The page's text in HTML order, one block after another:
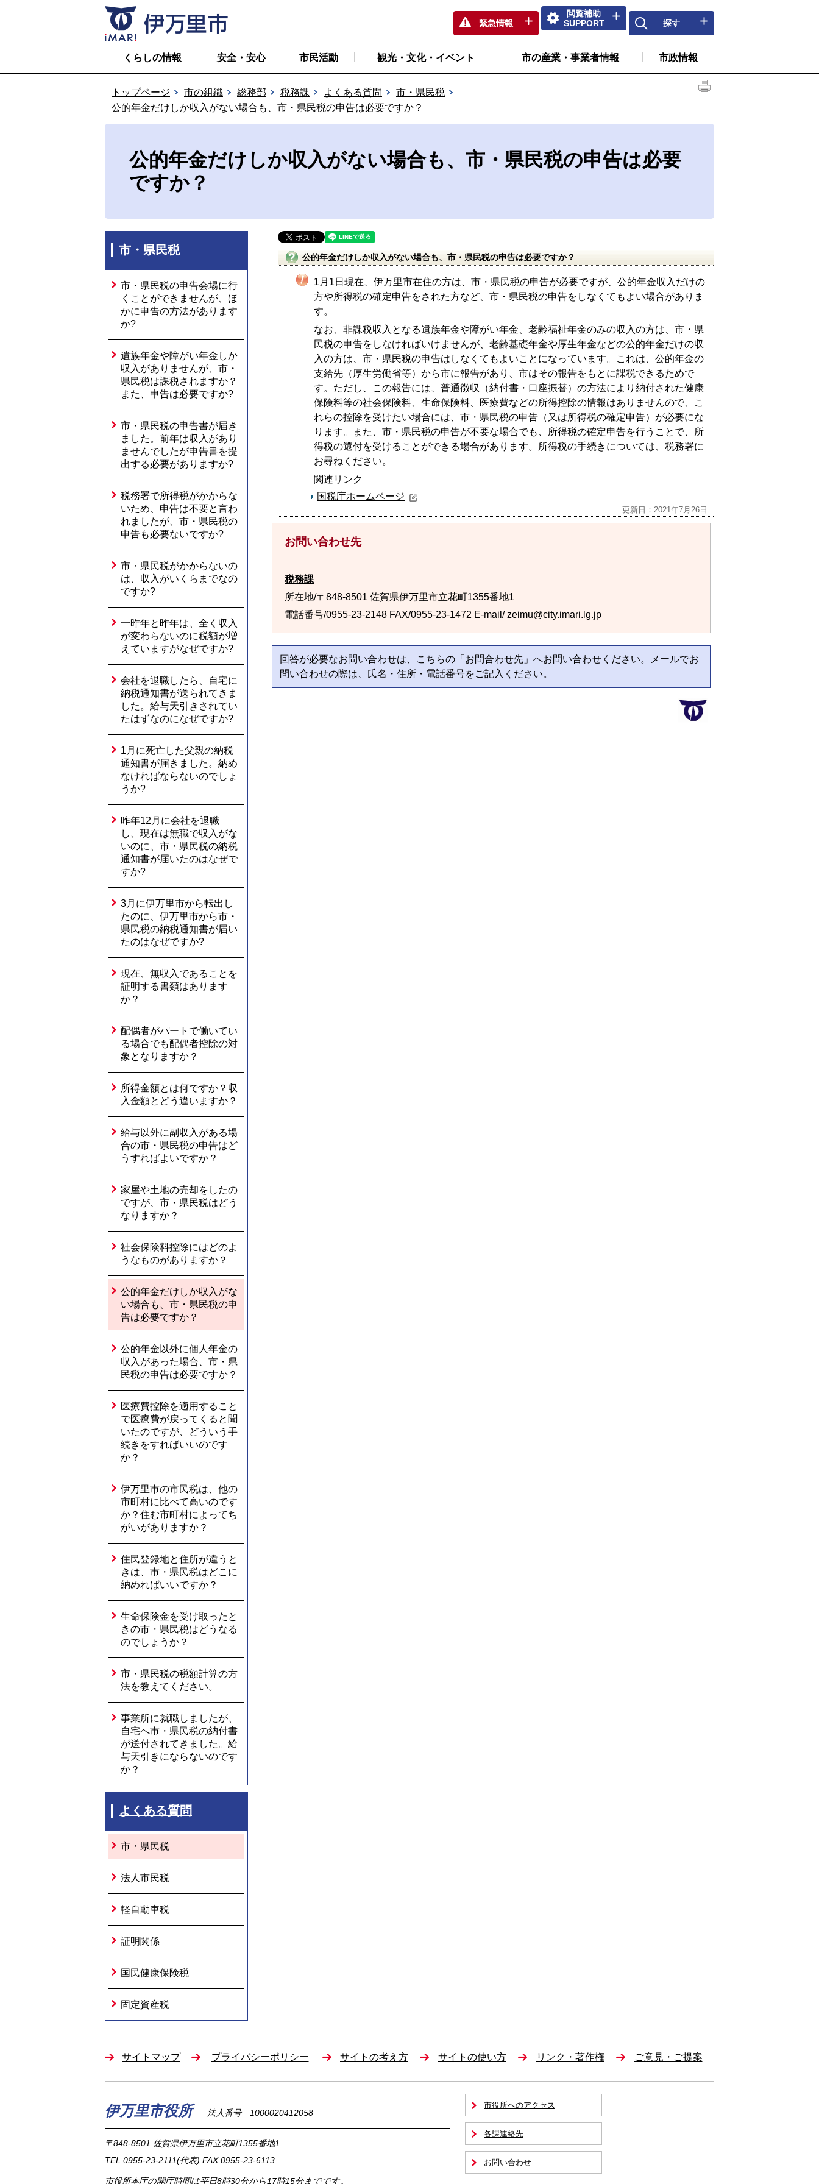
緊急情報
閲覧補助
SUPPORT
探す
くらしの情報 安全・安心 市民活動 観光・文化・イベント 市の産業・事業者情報 市政情報
トップページ 市の組織 総務部 税務課 よくある質問
市・県民税
公的年金だけしか収入がない場合も、市・県民税の申告は必要ですか？
公的年金だけしか収入がない場合も、市・県民税の申告は必要
ですか？
市・県民税
市・県民税の申告会場に行
くことができませんが、ほ
かに申告の方法があります
か?
遺族年金や障がい年金しか
収入がありませんが、市・
県民税は課税されますか？
また、申告は必要ですか?
市・県民税の申告書が届き
ました。前年は収入があり
ませんでしたが申告書を提
出する必要がありますか?
税務署で所得税がかからな
いため、申告は不要と言わ
れましたが、市・県民税の
申告も必要ないですか?
市・県民税がかからないの
は、収入がいくらまでなの
ですか?
一昨年と昨年は、全く収入
が変わらないのに税額が増
えていますがなぜですか?
会社を退職したら、自宅に
納税通知書が送られてきま
した。給与天引きされてい
たはずなのになぜですか?
1月に死亡した父親の納税
通知書が届きました。納め
なければならないのでしょ
うか?
昨年12月に会社を退職
し、現在は無職で収入がな
いのに、市・県民税の納税
通知書が届いたのはなぜで
すか?
3月に伊万里市から転出し
たのに、伊万里市から市・
県民税の納税通知書が届い
たのはなぜですか?
現在、無収入であることを
証明する書類はあります
か？
配偶者がパートで働いてい
る場合でも配偶者控除の対
象となりますか？
所得金額とは何ですか？収
入金額とどう違いますか？
給与以外に副収入がある場
合の市・県民税の申告はど
うすればよいですか？
家屋や土地の売却をしたの
ですが、市・県民税はどう
なりますか？
社会保険料控除にはどのよ
うなものがありますか？
公的年金だけしか収入がな
い場合も、市・県民税の申
告は必要ですか？
公的年金以外に個人年金の
収入があった場合、市・県
民税の申告は必要ですか？
医療費控除を適用すること
で医療費が戻ってくると聞
いたのですが、どういう手
続きをすればいいのです
か？
伊万里市の市民税は、他の
市町村に比べて高いのです
か？住む市町村によってち
がいがありますか？
住民登録地と住所が違うと
きは、市・県民税はどこに
納めればいいですか？
生命保険金を受け取ったと
きの市・県民税はどうなる
のでしょうか？
市・県民税の税額計算の方
法を教えてください。
事業所に就職しましたが、
自宅へ市・県民税の納付書
が送付されてきました。給
与天引きにならないのです
か？
よくある質問
市・県民税
法人市民税
軽自動車税
証明関係
国民健康保険税
固定資産税
公的年金だけしか収入がない場合も、市・県民税の申告は必要ですか？
1月1日現在、伊万里市在住の方は、市・県民税の申告が必要ですが、公的年金収入だけの
方や所得税の確定申告をされた方など、市・県民税の申告をしなくてもよい場合がありま
す。
なお、非課税収入となる遺族年金や障がい年金、老齢福祉年金のみの収入の方は、市・県
民税の申告をしなければいけませんが、老齢基礎年金や厚生年金などの公的年金だけの収
入の方は、市・県民税の申告はしなくてもよいことになっています。これは、公的年金の
支給先（厚生労働省等）から市に報告があり、市はその報告をもとに課税できるためで
す。ただし、この報告には、普通徴収（納付書・口座振替）の方法により納付された健康
保険料等の社会保険料、生命保険料、医療費などの所得控除の情報はありませんので、こ
れらの控除を受けたい場合には、市・県民税の申告（又は所得税の確定申告）が必要にな
ります。また、市・県民税の申告が不要な場合でも、所得税の確定申告を行うことで、所
得税の還付を受けることができる場合があります。所得税の手続きについては、税務署に
お尋ねください。
関連リンク
国税庁ホームページ
更新日：2021年7月26日
お問い合わせ先
税務課
所在地/〒848-8501 佐賀県伊万里市立花町1355番地1
電話番号/0955-23-2148 FAX/0955-23-1472 E-mail/zeimu@city.imari.lg.jp
回答が必要なお問い合わせは、こちらの「お問合わせ先」へお問い合わせください。メールでお
問い合わせの際は、氏名・住所・電話番号をご記入ください。
サイトマップ プライバシーポリシー サイトの考え方 サイトの使い方 リンク・著作権 ご意見・ご提案
伊万里市役所 法人番号 1000020412058
〒848-8501 佐賀県伊万里市立花町1355番地1
TEL 0955-23-2111(代表) FAX 0955-23-6113
市役所本庁の開庁時間は平日8時30分から17時15分までです。
市役所へのアクセス
各課連絡先
お問い合わせ